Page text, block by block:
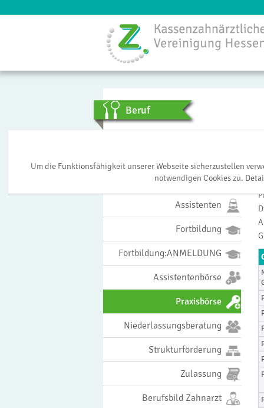
Um die Funktionsfähigkeit unserer Webseite sicherzustellen
notwendigen Cookies zu.
Beruf
Studierende
Assistenten
Fortbildung
Fortbildung:ANMELDUNG
Assistentenbörse
Praxisbörse
Niederlassungsberatung
Strukturförderung
Zulassung
Berufsbild Zahnarzt